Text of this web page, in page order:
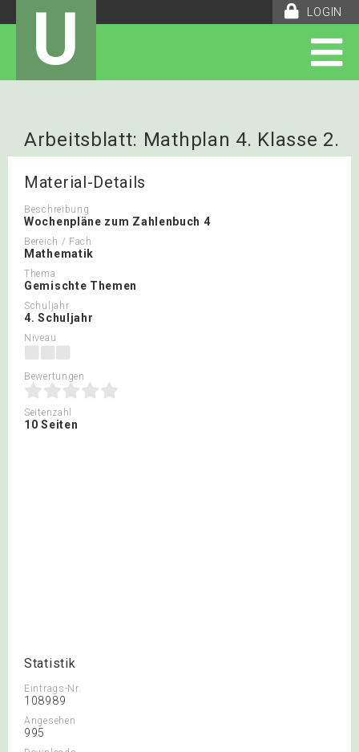
LOGIN
U
Arbeitsblatt: Mathplan 4. Klasse 2.
Quartal
Material-Details
Beschreibung
Wochenpläne zum Zahlenbuch 4
Bereich / Fach
Mathematik
Thema
Gemischte Themen
Schuljahr
4. Schuljahr
Niveau
Bewertungen
Seitenzahl
10 Seiten
Statistik
Eintrags-Nr.
108989
Angesehen
995